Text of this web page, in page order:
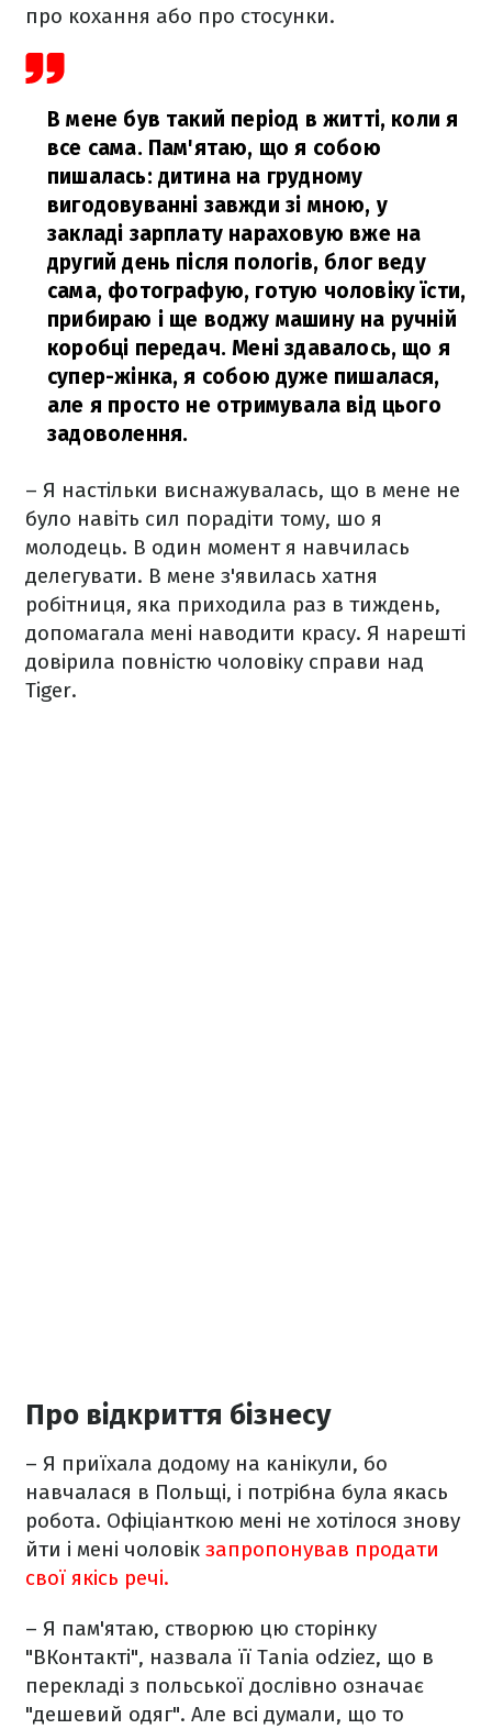
про кохання або про стосунки.
В мене був такий період в житті, коли я
все сама. Пам'ятаю, що я собою
пишалась: дитина на грудному
вигодовуванні завжди зі мною, у
закладі зарплату нараховую вже на
другий день після пологів, блог веду
сама, фотографую, готую чоловіку їсти,
прибираю і ще воджу машину на ручній
коробці передач. Мені здавалось, що я
супер-жінка, я собою дуже пишалася,
але я просто не отримувала від цього
задоволення.
– Я настільки виснажувалась, що в мене не
було навіть сил порадіти тому, шо я
молодець. В один момент я навчилась
делегувати. В мене з'явилась хатня
робітниця, яка приходила раз в тиждень,
допомагала мені наводити красу. Я нарешті
довірила повністю чоловіку справи над
Tiger.
Про відкриття бізнесу
– Я приїхала додому на канікули, бо
навчалася в Польщі, і потрібна була якась
робота. Офіціанткою мені не хотілося знову
йти і мені чоловік запропонував продати
свої якісь речі.
– Я пам'ятаю, створюю цю сторінку
"ВКонтакті", назвала її Tania odziez, що в
перекладі з польської дослівно означає
"дешевий одяг". Але всі думали, що то